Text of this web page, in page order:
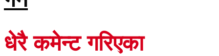
धेरै कमेन्ट गरिएका